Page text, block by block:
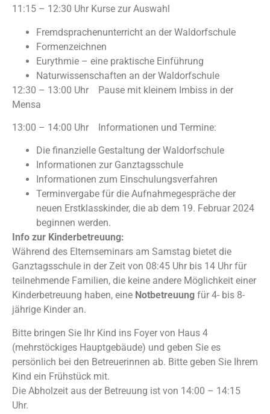
11:15 – 12:30 Uhr Kurse zur Auswahl
Fremdsprachenunterricht an der Waldorfschule
Formenzeichnen
Eurythmie – eine praktische Einführung
Naturwissenschaften an der Waldorfschule
12:30 – 13:00 Uhr Pause mit kleinem Imbiss in der
Mensa
13:00 – 14:00 Uhr Informationen und Termine:
Die finanzielle Gestaltung der Waldorfschule
Informationen zur Ganztagsschule
Informationen zum Einschulungsverfahren
Terminvergabe für die Aufnahmegespräche der
neuen Erstklasskinder, die ab dem 19. Februar 2024
beginnen werden.
Info zur Kinderbetreuung:
Während des Elternseminars am Samstag bietet die
Ganztagsschule in der Zeit von 08:45 Uhr bis 14 Uhr für
teilnehmende Familien, die keine andere Möglichkeit einer
Kinderbetreuung haben, eine Notbetreuung für 4- bis 8-
jährige Kinder an.
Bitte bringen Sie Ihr Kind ins Foyer von Haus 4
(mehrstöckiges Hauptgebäude) und geben Sie es
persönlich bei den Betreuerinnen ab. Bitte geben Sie Ihrem
Kind ein Frühstück mit.
Die Abholzeit aus der Betreuung ist von 14:00 – 14:15
Uhr.